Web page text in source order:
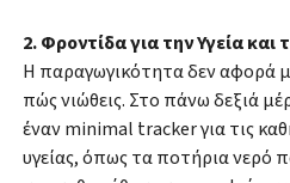
2. Φροντίδα για την Υγεία και
Η παραγωγικότητα δεν αφορά
πώς νιώθεις. Στο πάνω δεξιά
έναν minimal tracker για τις
υγείας, όπως τα ποτήρια νερό